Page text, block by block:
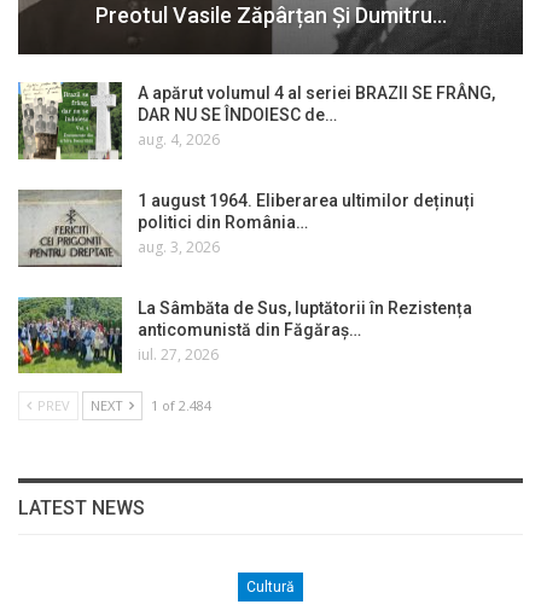
Preotul Vasile Zăpârțan Și Dumitru…
A apărut volumul 4 al seriei BRAZII SE FRÂNG,
DAR NU SE ÎNDOIESC de…
aug. 4, 2026
1 august 1964. Eliberarea ultimilor deținuți
politici din România…
aug. 3, 2026
La Sâmbăta de Sus, luptătorii în Rezistența
anticomunistă din Făgăraș…
iul. 27, 2026
PREV NEXT 1 of 2.484
LATEST NEWS
Cultură